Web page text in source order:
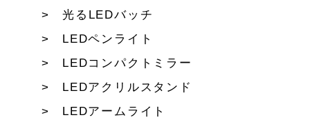
光るLEDバッチ
LEDペンライト
LEDコンパクトミラー
LEDアクリルスタンド
LEDアームライト